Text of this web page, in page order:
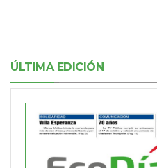
ÚLTIMA EDICIÓN